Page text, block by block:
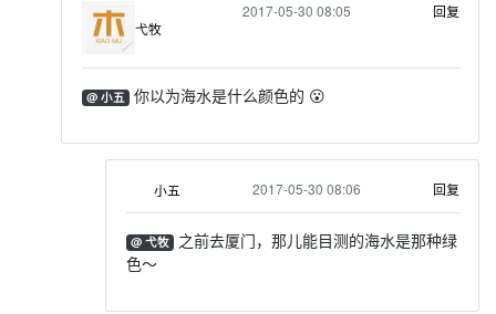
弋牧
2017-05-30 08:05 回复
@ 小五 你以为海水是什么颜色的 😮
小五 2017-05-30 08:06 回复
@ 弋牧 之前去厦门，那儿能目测的海水是那种绿
色～